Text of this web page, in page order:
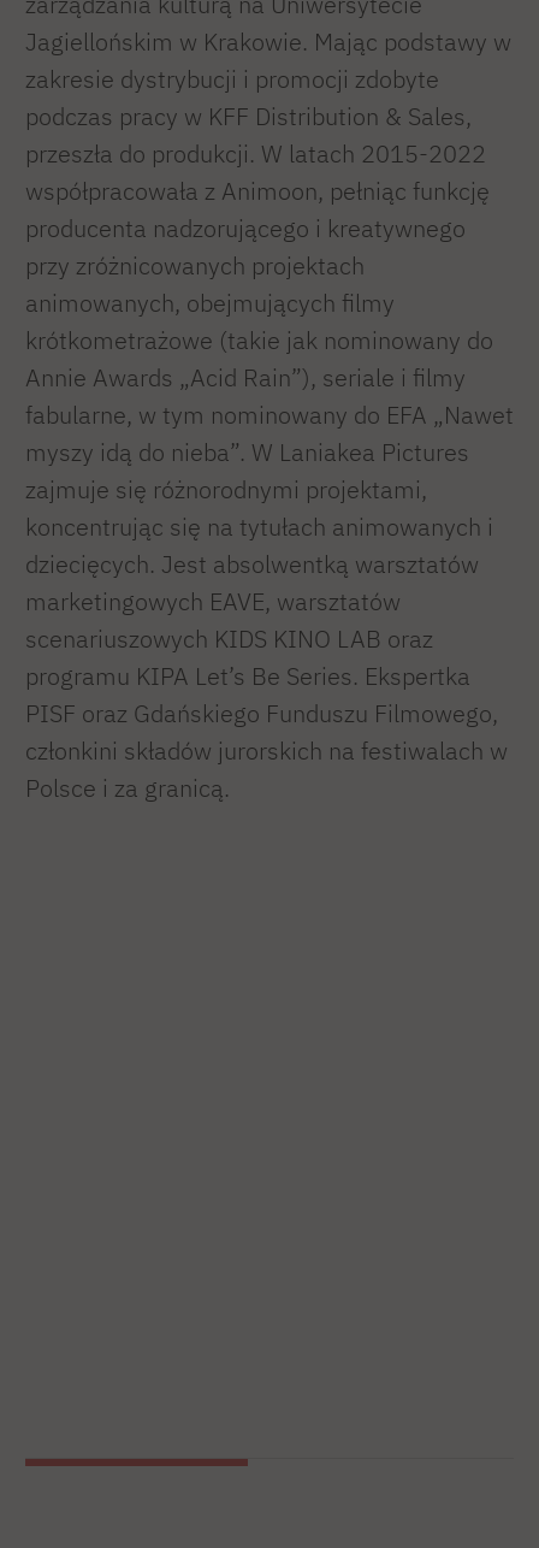
Jagiellońskim w Krakowie. Mając podstawy w
zakresie dystrybucji i promocji zdobyte
podczas pracy w KFF Distribution & Sales,
przeszła do produkcji. W latach 2015-2022
współpracowała z Animoon, pełniąc funkcję
producenta nadzorującego i kreatywnego
przy zróżnicowanych projektach
animowanych, obejmujących filmy
krótkometrażowe (takie jak nominowany do
Annie Awards „Acid Rain”), seriale i filmy
fabularne, w tym nominowany do EFA „Nawet
myszy idą do nieba”. W Laniakea Pictures
zajmuje się różnorodnymi projektami,
koncentrując się na tytułach animowanych i
dziecięcych. Jest absolwentką warsztatów
marketingowych EAVE, warsztatów
scenariuszowych KIDS KINO LAB oraz
programu KIPA Let’s Be Series. Ekspertka
PISF oraz Gdańskiego Funduszu Filmowego,
członkini składów jurorskich na festiwalach w
Polsce i za granicą.